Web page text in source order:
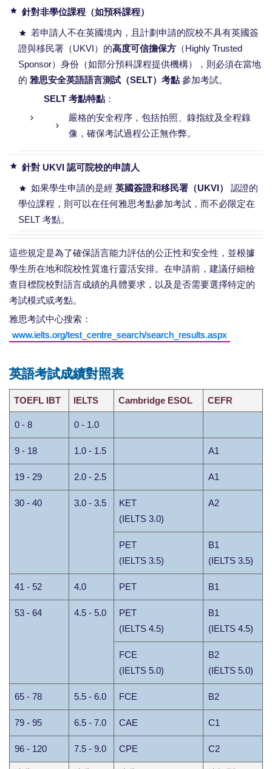
針對非學位課程（如預科課程）
若申請人不在英國境內，且計劃申請的院校不具有英國簽
證與移民署（UKVI）的高度可信擔保方 （Highly Trusted
Sponsor）身份（如部分預科課程提供機構），則必須在當地
的 雅思安全英語語言測試（SELT）考點 參加考試。
SELT 考點特點：
嚴格的安全程序，包括拍照、錄指紋及全程錄
像，確保考試過程公正無作弊。
針對 UKVI 認可院校的申請人
如果學生申請的是經 英國簽證和移民署（UKVI）
認證的
學位課程，則可以在任何雅思考點參加考試，而不必限定在
SELT 考點。
這些規定是為了確保語言能力評估的公正性和安全性，並根據
學生所在地和院校性質進行靈活安排。在申請前，建議仔細檢
查目標院校對語言成績的具體要求，以及是否需要選擇特定的
考試模式或考點。
雅思考試中心搜索：
www.ielts.org/test_centre_search/search_results.aspx
英語考試成績對照表
TOEFL IBT IELTS Cambridge ESOL CEFR
0 - 8 0 - 1.0
9 - 18 1.0 - 1.5 A1
19 - 29 2.0 - 2.5 A1
30 - 40 3.0 - 3.5
KET
(IELTS 3.0)
A2
PET
(IELTS 3.5)
B1
(IELTS 3.5)
41 - 52 4.0 PET B1
53 - 64 4.5 - 5.0
PET
(IELTS 4.5)
B1
(IELTS 4.5)
FCE
(IELTS 5.0)
B2
(IELTS 5.0)
65 - 78 5.5 - 6.0 FCE B2
79 - 95 6.5 - 7.0 CAE C1
96 - 120 7.5 - 9.0 CPE C2